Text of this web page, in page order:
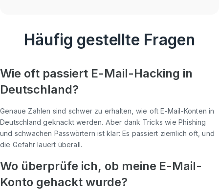
Häufig gestellte Fragen
Wie oft passiert E-Mail-Hacking in
Deutschland?
Genaue Zahlen sind schwer zu erhalten, wie oft E-Mail-Konten in
Deutschland geknackt werden. Aber dank Tricks wie Phishing
und schwachen Passwörtern ist klar: Es passiert ziemlich oft, und
die Gefahr lauert überall.
Wo überprüfe ich, ob meine E-Mail-
Konto gehackt wurde?